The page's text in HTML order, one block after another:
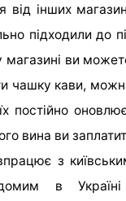
від інших
підходили до
ви
чашку кави,
постійно
вина ви
з
в